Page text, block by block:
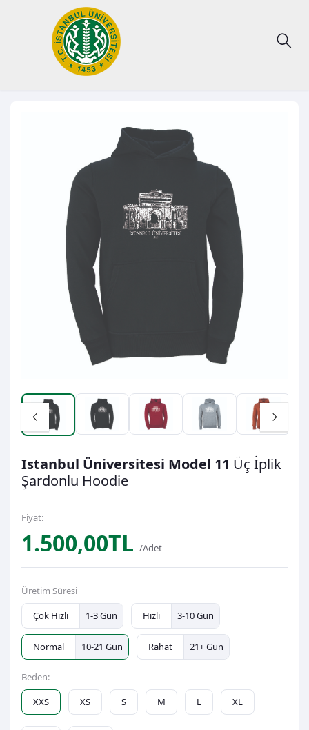
Istanbul Üniversitesi Model 11 Üç İplik
Şardonlu Hoodie
Fiyat:
1.500,00TL /Adet
Üretim Süresi
Çok Hızlı
1-3 Gün Hızlı 3-10 Gün
Normal 10-21 Gün Rahat 21+ Gün
Beden:
XXS
XS S M L XL